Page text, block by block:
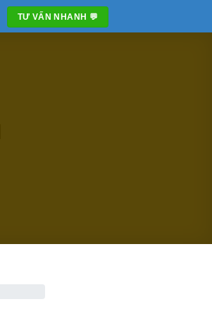
TƯ VẤN NHANH 💬